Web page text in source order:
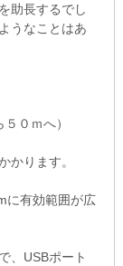
助長するでし
うなことはあ
０ｍへ）
かります。
に有効範囲が広
、USBポート